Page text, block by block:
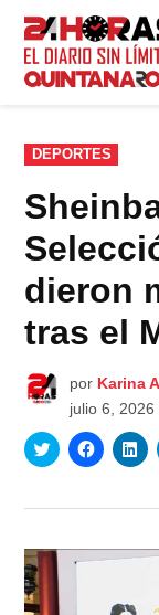
Saltar
contenido
PUBLICADO
EN
DEPORTES
dieron
tras el
por Karina
julio 6, 2026
Haz
clic
en
abre
en
una
ventana
nueva)
Haz
clic
en
abre
en
nueva)
en
en